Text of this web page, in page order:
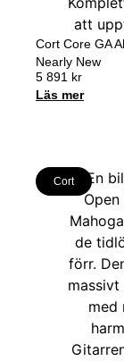
Cort Core GA
Nearly New
5 891 kr
Läs mer
Cort